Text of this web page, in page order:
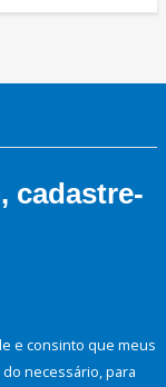
cadastre-
e consinto que meus
necessário, para